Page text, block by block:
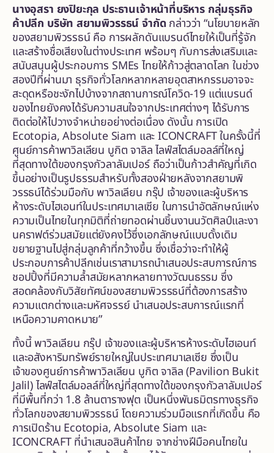
นางอุสรา ยงปิยะกุล ประธานเจ้าหน้าที่บริหาร กลุ่มธุรกิจ
ค้าปลีก บริษัท สยามพิวรรธน์ จำกัดกล่าวว่า “นโยบายหลัก
ของสยามพิวรรธน์ คือ การผลักดันแบรนด์ไทยให้เป็นที่รู้จัก
และสร้างชื่อเสียงในต่างประเทศ พร้อมๆ กับการส่งเสริมและ
สนับสนุนผู้ประกอบการ SMEs ไทยให้ก้าวสู่ตลาดโลก ในช่วง
สองปีที่ผ่านมา ธุรกิจทั่วโลกหลากหลายอุตสาหกรรมอาจจะ
สะดุดหรือชะงักไปบ้างจากสถานการณ์โควิด-19 แต่แบรนด์
ของไทยยังคงได้รับความสนใจจากประเทศต่างๆ ได้รับการ
ติดต่อให้ไปวางจำหน่ายอย่างต่อเนื่อง ดังนั้น การเปิด
Ecotopia, Absolute Siam และ ICONCRAFT ในครั้งนี้ที่
ศูนย์การค้าพาวิลเลียน บูกิต จาลิล ไลฟ์สไตล์มอลล์ที่ใหญ่
ที่สุดทางใต้ของกรุงกัวลาลัมเปอร์ ถือว่าเป็นก้าวสำคัญที่เกิด
ขึ้นอย่างเป็นรูปธรรมสำหรับทั้งสองฝ่ายหลังจากสยามพิ
วรรธน์ได้ร่วมมือกับ พาวิลเลียน กรุ๊ป เจ้าของและผู้บริหาร
ห้างระดับไฮเอนท์ในประเทศมาเลเซีย ในการนำอัตลักษณ์แห่ง
ความเป็นไทยในทุกมิติที่ถ่ายทอดผ่านชิ้นงานนวัตศิลป์และงา
นคราฟต์ร่วมสมัยแต่ยังคงไว้ซึ่งเอกลักษณ์แบบดั้งเดิม
ขยายฐานไปสู่กลุ่มลูกค้าที่กว้างขึ้น ซึ่งเชื่อว่าจะทำให้ผู้
ประกอบการค้าปลีกเช่นเราสามารถนำเสนอประสบการณ์การ
ชอปปิ้งที่มีความล้ำสมัยหลากหลายทางวัฒนธรรม ซึ่ง
สอดคล้องกับวิสัยทัศน์ของสยามพิวรรธน์ที่ต้องการสร้าง
ความแตกต่างและมหัศจรรย์ นำเสนอประสบการณ์แรกที่
เหนือความคาดหมาย”
ทั้งนี้ พาวิลเลียน กรุ๊ป เจ้าของและผู้บริหารห้างระดับไฮเอนท์
และอสังหาริมทรัพย์รายใหญ่ในประเทศมาเลเซีย ซึ่งเป็น
เจ้าของศูนย์การค้าพาวิลเลียน บูกิต จาลิล (Pavilion Bukit
Jalil) ไลฟ์สไตล์มอลล์ที่ใหญ่ที่สุดทางใต้ของกรุงกัวลาลัมเปอร์
ที่มีพื้นที่กว่า 1.8 ล้านตารางฟุต เป็นหนึ่งพันธมิตรทางธุรกิจ
ทั่วโลกของสยามพิวรรธน์ โดยความร่วมมือแรกที่เกิดขึ้น คือ
การเปิดร้าน Ecotopia, Absolute Siam และ
ICONCRAFT ที่นำเสนอสินค้าไทย จากช่างฝีมือคนไทยใน